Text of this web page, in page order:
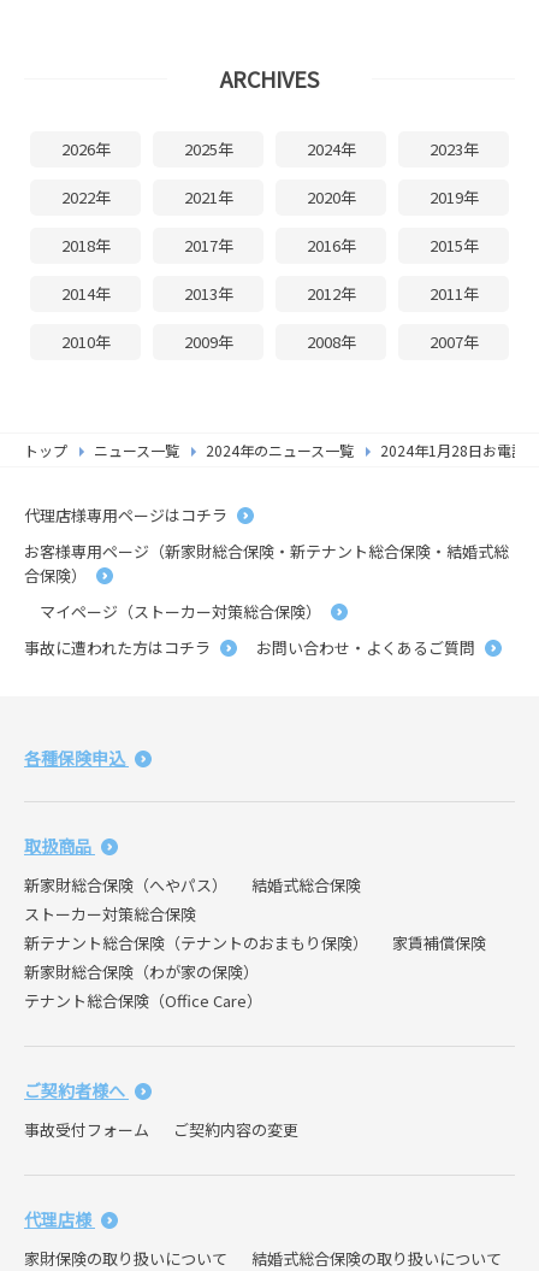
ARCHIVES
2026年 2025年 2024年 2023年
2022年 2021年 2020年 2019年
2018年 2017年 2016年 2015年
2014年 2013年 2012年 2011年
2010年 2009年 2008年 2007年
トップ ニュース一覧 2024年のニュース一覧 2024年1月28日お電話
代理店様専用ページはコチラ
お客様専用ページ（新家財総合保険・新テナント総合保険・結婚式総
合保険）
マイページ（ストーカー対策総合保険）
事故に遭われた方はコチラ
お問い合わせ・よくあるご質問
各種保険申込
取扱商品
新家財総合保険（へやパス）
結婚式総合保険
ストーカー対策総合保険
新テナント総合保険（テナントのおまもり保険）
家賃補償保険
新家財総合保険（わが家の保険）
テナント総合保険（Office Care）
ご契約者様へ
事故受付フォーム ご契約内容の変更
代理店様
家財保険の取り扱いについて 結婚式総合保険の取り扱いについて